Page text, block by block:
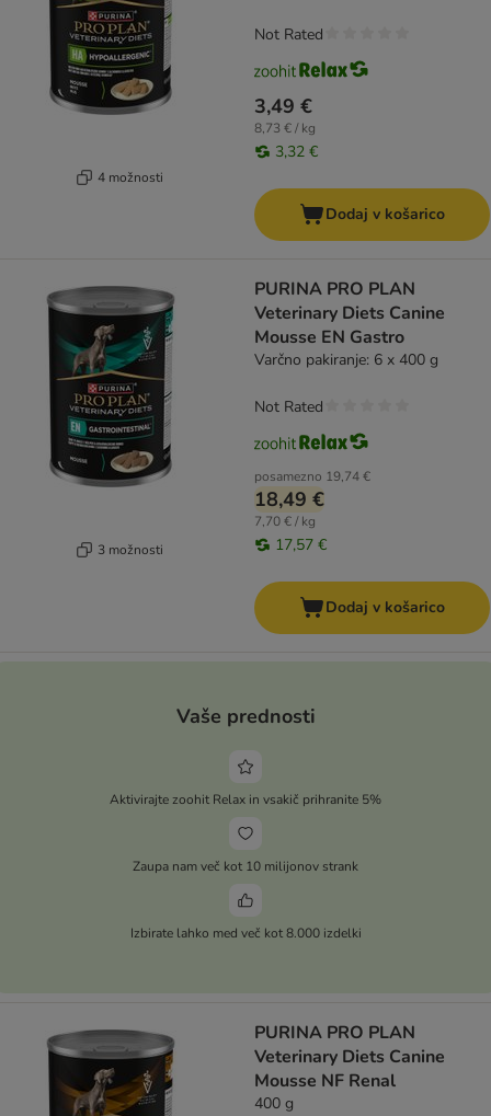
4 možnosti
3,49 €
8,73 € / kg
3,32 €
Not Rated
Dodaj v košarico
3 možnosti
PURINA PRO PLAN
Veterinary Diets Canine
Mousse EN Gastro
Varčno pakiranje: 6 x 400 g
posamezno 19,74 €
18,49 €
7,70 € / kg
17,57 €
Not Rated
Dodaj v košarico
Vaše prednosti
Aktivirajte zoohit Relax in vsakič prihranite 5%
Zaupa nam več kot 10 milijonov strank
Izbirate lahko med več kot 8.000 izdelki
PURINA PRO PLAN
Veterinary Diets Canine
Mousse NF Renal
400 g